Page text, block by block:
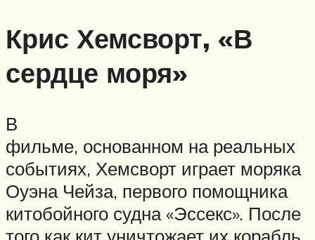
Крис Хемсворт, «В
сердце моря»
В
фильме, основанном на реальных
событиях, Хемсворт играет моряка
Оуэна Чейза, первого помощника
китобойного судна «Эссекс». После